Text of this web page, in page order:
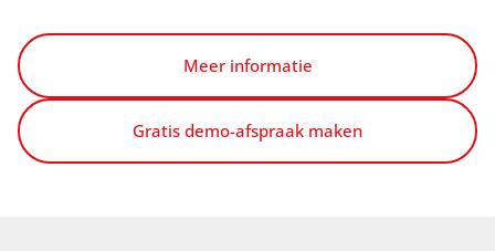
Meer informatie
Gratis demo-afspraak maken